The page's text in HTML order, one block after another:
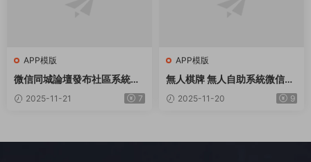
APP模版
微信同城論壇發布社區系統源
碼 二手閑置 房屋出租開源uni
app修複版
2025-11-21 7
APP模版
無人棋牌 無人自助系統微信小
程序源碼JAVA服務端開源版
2025-11-20 9